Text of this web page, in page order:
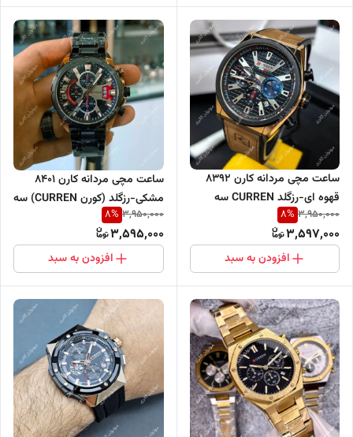
ساعت مچی مردانه کارن 8392
قهوه ای-رزگلد CURREN سه
موتور فعال
3,950,000
8%
3,597,000
افزودن به سبد
ساعت مچی مردانه کارن 8401
مشکی-رزگلد (کورن CURREN) سه
موتور فعال
3,950,000
8%
3,595,000
افزودن به سبد